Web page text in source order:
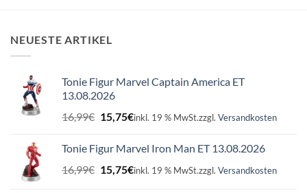
NEUESTE ARTIKEL
Tonie Figur Marvel Captain America ET
13.08.2026
16,99€ Ursprünglicher
Preis
16,99€
15,75€Aktueller
15,75€.
inkl. 19 % MwSt.zzgl. Versandkosten
Tonie Figur Marvel Iron Man ET 13.08.2026
16,99€ Ursprünglicher
Preis
15,75€Aktueller
inkl. 19 % MwSt.zzgl. Versandkosten